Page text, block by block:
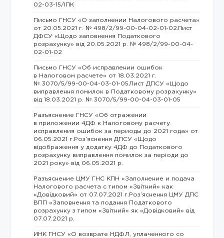
02-03-15/ІПК
Письмо ГНСУ «О заполнении Налогового расчета»
от 20.05.2021 г. № 498/2/99-00-04-02-01-02Лист
ДФСУ «Щодо заповнення Податкового
розрахунку» від 20.05.2021 р. № 498/2/99-00-04-
02-01-02
Письмо ГНСУ «Об исправлении ошибок
в Налоговом расчете» от 18.03.2021 г.
№ 3070/5/99-00-04-03-01-05Лист ДПСУ «Щодо
виправлення помилок в Податковому розрахунку»
від 18.03.2021 р. № 3070/5/99-00-04-03-01-05
Разъяснение ГНСУ «Об отражении
в приложении 4ДФ к Налоговому расчету
исправления ошибок за периоды до 2021 года» от
06.05.2021 г.Роз’яснення ДПСУ «Щодо
відображення у додатку 4ДФ до Податкового
розрахунку виправлення помилок за періоди до
2021 року» від 06.05.2021 р.
Разъяснение ЦМУ ГНС КПН «Заполнение и подача
Налогового расчета с типом «Звітний» как
«Довідковий» от 07.07.2021 г.Роз’яснення ЦМУ ДПС
ВПП «Заповнення та подання Податкового
розрахунку з типом «Звітний» як «Довідковий» від
07.07.2021 р.
ИНК ГНСУ «О возврате НДФЛ, уплаченного со